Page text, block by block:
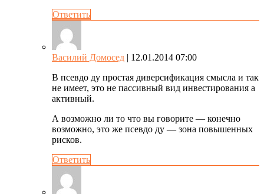
Ответить
Василий Домосед | 12.01.2014 07:00
В псевдо ду простая диверсификация смысла и так
не имеет, это не пассивный вид инвестирования а
активный.
А возможно ли то что вы говорите — конечно
возможно, это же псевдо ду — зона повышенных
рисков.
Ответить